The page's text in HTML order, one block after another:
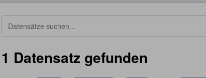
1 Datensatz gefunden